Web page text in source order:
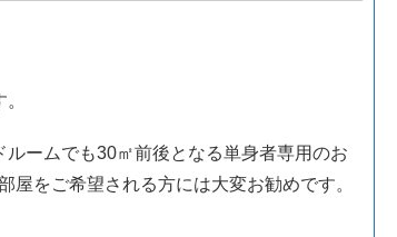
ームでも30㎡前後となる単身者専用のお
をご希望される方には大変お勧めです。